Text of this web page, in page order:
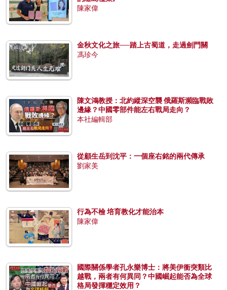
陳家偉
金秋文化之旅──踏上古蜀道，走過劍門關
馮珍今
陳文鴻教授：北約縱深空襲 俄羅斯瀕臨戰敗
邊緣？中國零部件能左右戰局走向？
本社編輯部
從顧生岳到沈平：一個座右銘的兩代傳承
劉家美
行為不檢 培育教化才能治本
陳家偉
國際關係學者孔永樂博士：將美伊衝突類比
越戰，兩者有何異同？中國崛起能否為全球
格局發揮穩定效用？